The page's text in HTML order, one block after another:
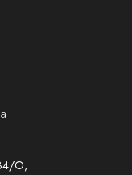
O,